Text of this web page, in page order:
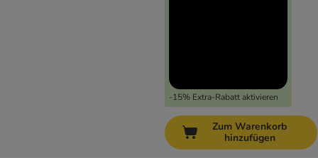
-15% Extra-Rabatt aktivieren
Zum Warenkorb
hinzufügen